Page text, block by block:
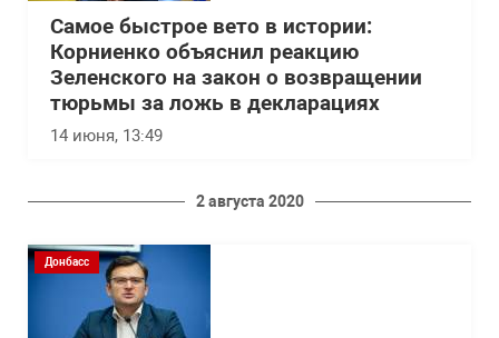
Самое быстрое вето в истории:
Корниенко объяснил реакцию
Зеленского на закон о возвращении
тюрьмы за ложь в декларациях
14 июня, 13:49
2 августа 2020
Донбасс